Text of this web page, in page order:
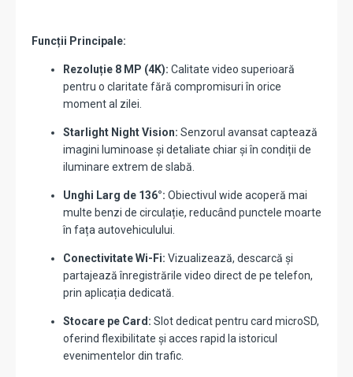
Funcții Principale:
Rezoluție 8 MP (4K): Calitate video superioară
pentru o claritate fără compromisuri în orice
moment al zilei.
Starlight Night Vision: Senzorul avansat captează
imagini luminoase și detaliate chiar și în condiții de
iluminare extrem de slabă.
Unghi Larg de 136°: Obiectivul wide acoperă mai
multe benzi de circulație, reducând punctele moarte
în fața autovehiculului.
Conectivitate Wi-Fi: Vizualizează, descarcă și
partajează înregistrările video direct de pe telefon,
prin aplicația dedicată.
Stocare pe Card: Slot dedicat pentru card microSD,
oferind flexibilitate și acces rapid la istoricul
evenimentelor din trafic.